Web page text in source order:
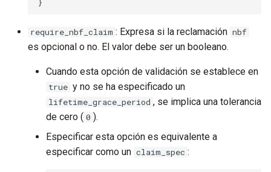
require_nbf_claim : Expresa si la reclamación nbf
es opcional o no. El valor debe ser un booleano.
Cuando esta opción de validación se establece en
true y no se ha especificado un
lifetime_grace_period , se implica una tolerancia
de cero ( 0 ).
Especificar esta opción es equivalente a
especificar como un claim_spec :